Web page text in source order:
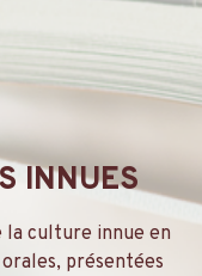
INNUES
la culture innue en
présentées